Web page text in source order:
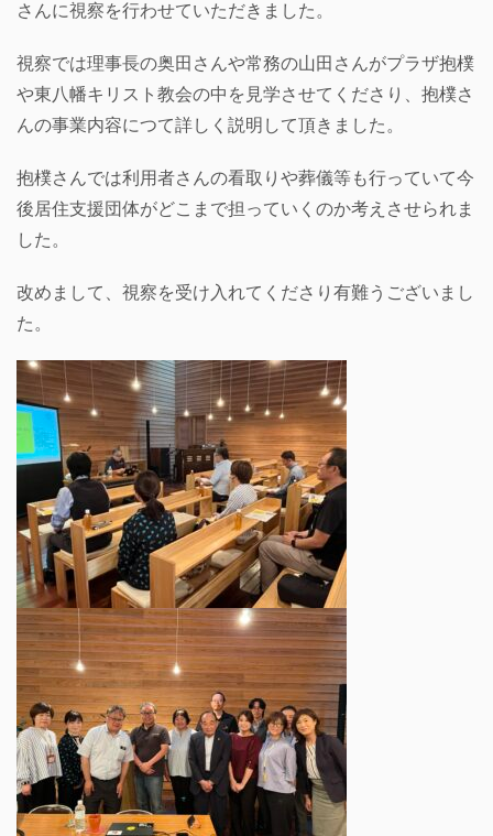
さんに視察を行わせていただきました。
視察では理事長の奥田さんや常務の山田さんがプラザ抱樸
や東八幡キリスト教会の中を見学させてくださり、抱樸さ
んの事業内容につて詳しく説明して頂きました。
抱樸さんでは利用者さんの看取りや葬儀等も行っていて今
後居住支援団体がどこまで担っていくのか考えさせられま
した。
改めまして、視察を受け入れてくださり有難うございまし
た。